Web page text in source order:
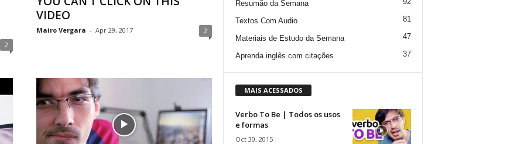
2
VIDEO
Mairo Vergara - Apr 29, 2017 2
Resumão da Semana
Textos Com Audio 81
Materiais de Estudo da Semana 47
Aprenda inglês com citações 37
MAIS ACESSADOS
Verbo To Be | Todos os usos
e formas
Oct 30, 2015